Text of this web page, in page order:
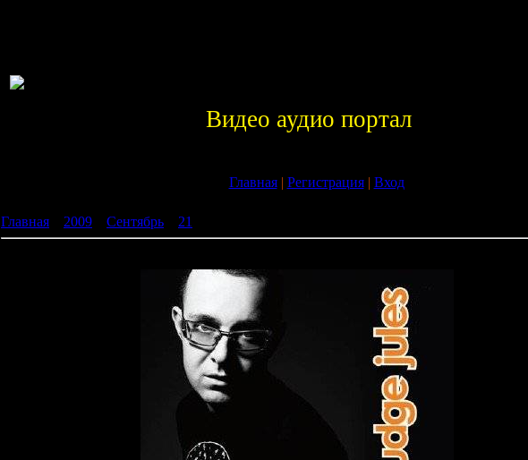
Видео аудио портал
Главная| Регистрация| Вход
Главная 2009 Сентябрь 21